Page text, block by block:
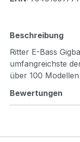
Beschreibung
Ritter E-Bass
umfangreichste
über 100
Bewertungen